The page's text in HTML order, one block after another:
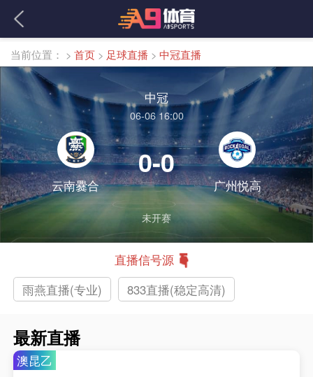
当前位置： > 首页 > 足球直播 > 中冠直播
中冠
06-06 16:00
云南爨合
0-0
广州悦高
未开赛
直播信号源
雨燕直播(专业)
833直播(稳定高清)
最新直播
澳昆乙